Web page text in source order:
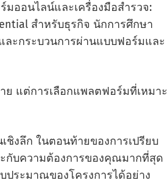
ออนไลน์และเครื่องมือสํารวจ:
สําหรับธุรกิจ นักการศึกษา
ละกระบวนการผ่านแบบฟอร์มและ
แต่การเลือกแพลตฟอร์มที่เหมาะ
ชิงลึก ในตอนท้ายของการเปรียบ
กับความต้องการของคุณมากที่สุด
ประมาณของโครงการได้อย่าง